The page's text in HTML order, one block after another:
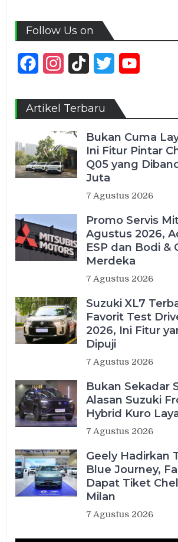
Follow Us on
FacebookInstagram
TikTok Twitter
Artikel Terbaru
Bukan Cuma
Ini Fitur Pintar
Q05 yang
Juta
7 Agustus 2026
Promo Servis
Agustus 2026,
ESP dan Bodi &
Merdeka
7 Agustus 2026
Suzuki XL7
Favorit Test
2026, Ini Fitur
Dipuji
7 Agustus 2026
Bukan Sekadar
Alasan Suzuki
Hybrid Kuro
7 Agustus 2026
Geely Hadirkan
Blue Journey,
Dapat Tiket
Milan
7 Agustus 2026